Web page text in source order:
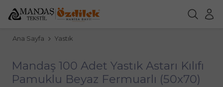
Ana Sayfa Yastık
Mandaş 100 Adet Yastık Astarı Kılıfı
Pamuklu Beyaz Fermuarlı (50x70)